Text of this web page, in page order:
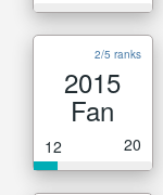
2/5 ranks
2015
Fan
12 20